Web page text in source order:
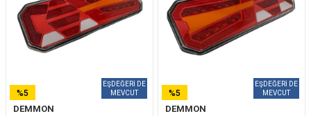
DEMMON
%5
İNDIRIM
DEMMON
%5
İNDIRIM